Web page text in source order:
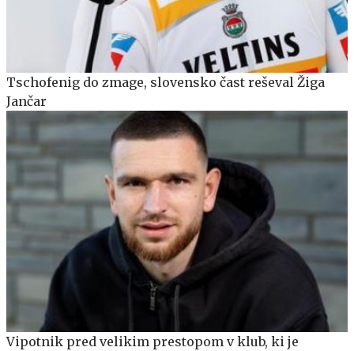
Tschofenig do zmage, slovensko čast reševal Žiga
Jančar
Vipotnik pred velikim prestopom v klub, ki je